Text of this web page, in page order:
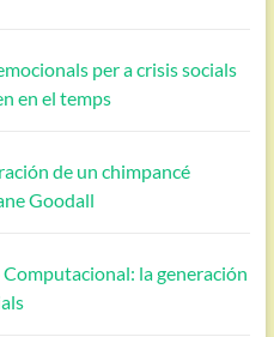
per a crisis socials
en el temps
de un chimpancé
Goodall
la generación